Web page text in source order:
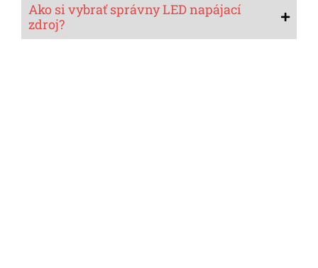
Ako si vybrať správny LED napájací
zdroj?